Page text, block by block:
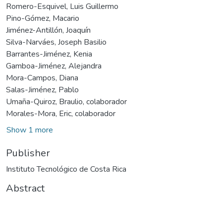
Romero-Esquivel, Luis Guillermo
Pino-Gómez, Macario
Jiménez-Antillón, Joaquín
Silva-Narváes, Joseph Basilio
Barrantes-Jiménez, Kenia
Gamboa-Jiménez, Alejandra
Mora-Campos, Diana
Salas-Jiménez, Pablo
Umaña-Quiroz, Braulio, colaborador
Morales-Mora, Eric, colaborador
Show 1 more
Publisher
Instituto Tecnológico de Costa Rica
Abstract